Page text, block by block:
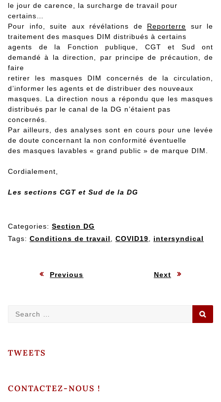
le jour de carence, la surcharge de travail pour
certains…
Pour info, suite aux révélations de Reporterre sur le
traitement des masques DIM distribués à certains
agents de la Fonction publique, CGT et Sud ont
demandé à la direction, par principe de précaution, de
faire
retirer les masques DIM concernés de la circulation,
d’informer les agents et de distribuer des nouveaux
masques. La direction nous a répondu que les masques
distribués par le canal de la DG n’étaient pas
concernés.
Par ailleurs, des analyses sont en cours pour une levée
de doute concernant la non conformité éventuelle
des masques lavables « grand public » de marque DIM.
Cordialement,
Les sections CGT et Sud de la DG
Categories: Section DG
Tags: Conditions de travail, COVID19, intersyndical
Navigation
l’article
Previous Next:
Search
TWEETS
CONTACTEZ-NOUS !